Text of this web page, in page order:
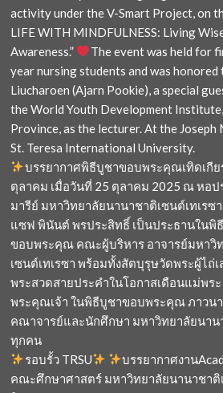
activity under the V-Smart Project, on
LIFE WITH MINDFULNESS: Living
Awareness.”
The event was held for
year nursing students and was honored
Liucharoen (Ajarn Pookie), a special
the World Youth Development
Province, as the lecturer. At the
St. Teresa International University.
บรรยากาศพิธีบูชาขอบพระคุณเทิดเกี
ตุลาคม เมื่อวันที่ 25 ตุลาคม 2025 ณ หอป
มารีย์ มหาวิทยาลัยนานาชาติเซนต์เทเร
แซฟ พินันต์ พรประสิทธิ์ เป็นประธานในพิ
ขอบพระคุณ คณะผู้บริหาร อาจารย์มหาวิ
เซนต์เทเรซา พร้อมทั้งสัตบุรุษวัดพระผู้ไถ่
พระสวดสายประคำในโอกาสเดือนแม่พร
พระคุณเจ้า ในพิธีบูชาขอบพระคุณ ภาวน
คณาจารย์และนักศึกษา มหาวิทยาลัยนาน
ทุกคน
รอบรั้ว TRSU
บรรยากาศงาน
คณะศึกษาศาสตร์ มหาวิทยาลัยนานาชาติ